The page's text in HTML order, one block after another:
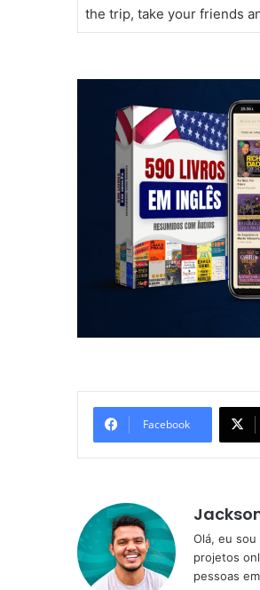
the trip, take your friends
Facebook
Olá, eu
projetos
pessoas